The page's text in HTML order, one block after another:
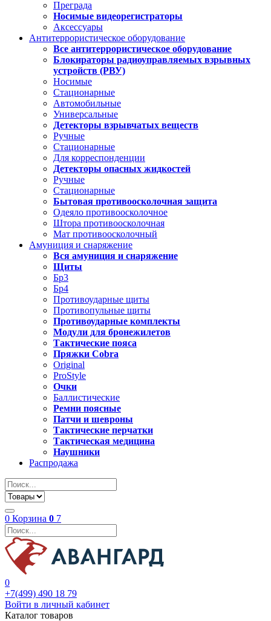
Преграда
Носимые видеорегистраторы
Аксессуары
Антитеррористическое оборудование
Все антитеррористическое оборудование
Блокираторы радиоуправляемых взрывных
устройств (РВУ)
Носимые
Стационарные
Автомобильные
Универсальные
Детекторы взрывчатых веществ
Ручные
Стационарные
Для корреспонденции
Детекторы опасных жидкостей
Ручные
Стационарные
Бытовая противоосколочная защита
Одеяло противоосколочное
Штора противоосколочная
Мат противоосколочный
Амуниция и снаряжение
Вся амуниция и снаряжение
Щиты
Бр3
Бр4
Противоударные щиты
Противопульные щиты
Противоударные комплекты
Модули для бронежилетов
Тактические пояса
Пряжки Cobra
Original
ProStyle
Очки
Баллистические
Ремни поясные
Патчи и шевроны
Тактические перчатки
Тактическая медицина
Наушники
Распродажа
0 Корзина 0 7
0
+7(499) 490 18 79
Войти в личный кабинет
Каталог товаров